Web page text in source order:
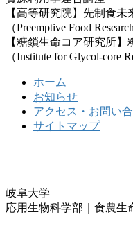
【高等研究院】先制食未
（Preemptive Food
【糖鎖生命コア研究所
（Institute for Glycol-core
ホーム
お知らせ
アクセス・お問い
サイトマップ
岐阜大学
応用生物科学部｜食農生